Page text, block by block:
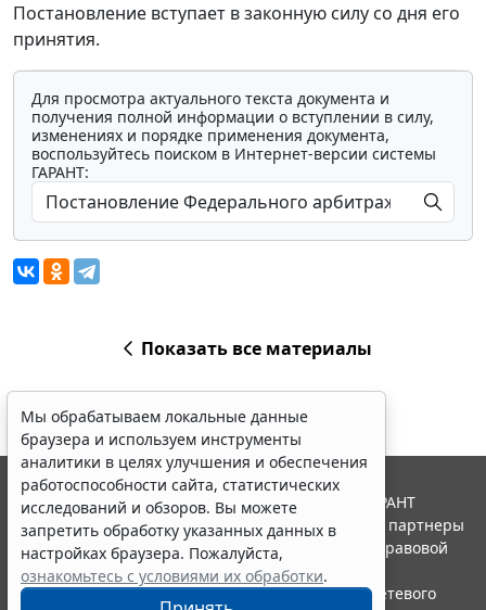
Постановление вступает в законную силу со дня его
принятия.
Для просмотра актуального текста документа и
получения полной информации о вступлении в силу,
изменениях и порядке применения документа,
воспользуйтесь поиском в Интернет-версии системы
ГАРАНТ:
Показать все материалы
Мы обрабатываем локальные данные
браузера и используем инструменты
аналитики в целях улучшения и обеспечения
работоспособности сайта, статистических
исследований и обзоров. Вы можете
запретить обработку указанных данных в
настройках браузера. Пожалуйста,
ознакомьтесь с условиями их обработки.
© ООО "НПП "ГАРАНТ-СЕРВИС", 2026. Система ГАРАНТ
выпускается с 1990 года. Компания "Гарант" и ее партнеры
являются участниками Российской ассоциации правовой
информации ГАРАНТ.
Портал ГАРАНТ.РУ зарегистрирован в качестве сетевого